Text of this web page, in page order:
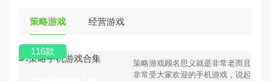
策略游戏 经营游戏
策略游戏顾名思义就是非常老而且
非常受大家欢迎的手机游戏，说起
116款